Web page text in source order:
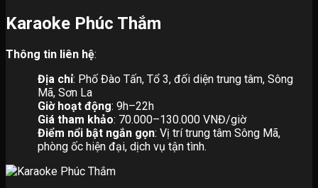
Karaoke Phúc Thắm
Thông tin liên hệ:
Địa chỉ: Phố Đào Tấn, Tổ 3, đối diện trung tâm, Sông
Mã, Sơn La
Giờ hoạt động: 9h–22h
Giá tham khảo: 70.000–130.000 VNĐ/giờ
Điểm nổi bật ngắn gọn: Vị trí trung tâm Sông Mã,
phòng ốc hiện đại, dịch vụ tận tình.